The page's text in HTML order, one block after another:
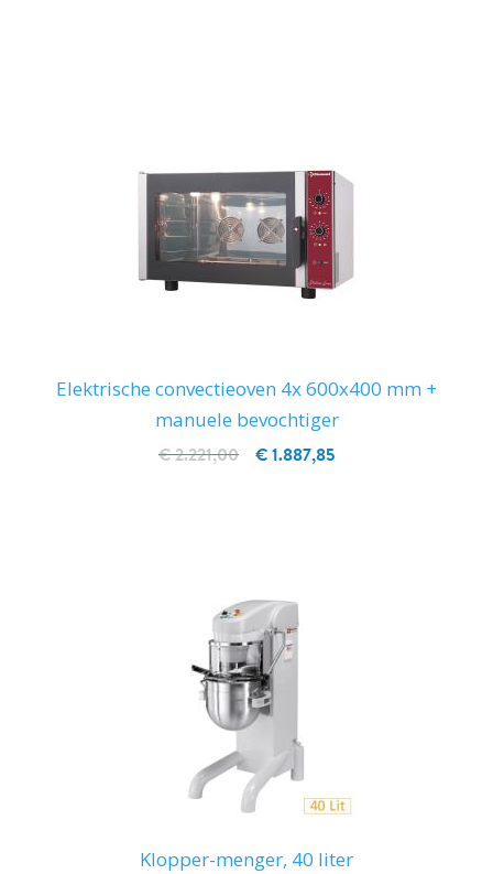
Elektrische convectieoven 4x 600x400 mm +
manuele bevochtiger
€ 1.887,85
€ 2.221,00
Klopper-menger, 40 liter